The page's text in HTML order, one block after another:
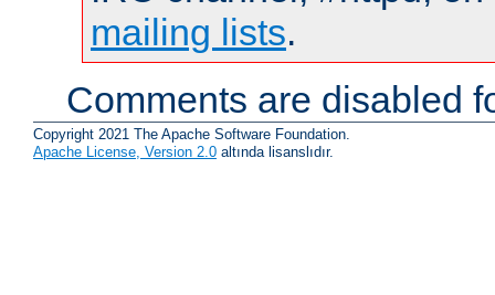
mailing lists.
Comments are disabled
Copyright 2021 The Apache Software Foundation.
Apache License, Version 2.0 altında lisanslıdır.